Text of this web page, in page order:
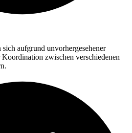
aufgrund unvorhergesehener
zwischen verschiedenen